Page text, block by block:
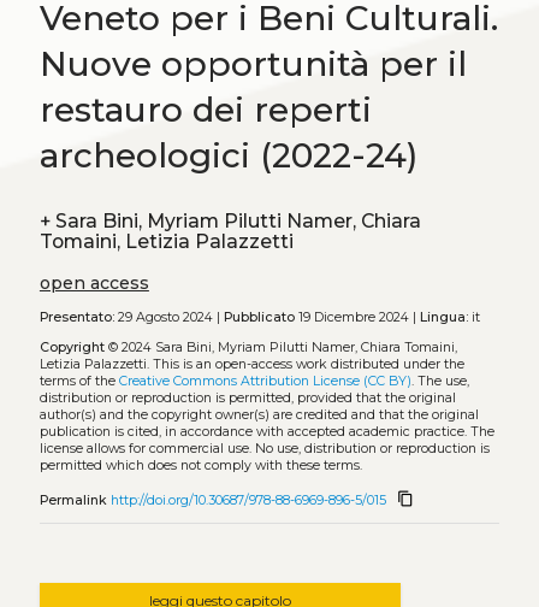
Veneto per i Beni Culturali.
Nuove opportunità per il
restauro dei reperti
archeologici (2022-24)
+Sara Bini, Myriam Pilutti Namer, Chiara
Tomaini, Letizia Palazzetti
open access
Presentato:29 Agosto 2024 | Pubblicato19 Dicembre 2024 | Lingua:it
Copyright© 2024 Sara Bini, Myriam Pilutti Namer, Chiara Tomaini,
Letizia Palazzetti. This is an open-access work distributed under the
terms of the Creative Commons Attribution License (CC BY). The use,
distribution or reproduction is permitted, provided that the original
author(s) and the copyright owner(s) are credited and that the original
publication is cited, in accordance with accepted academic practice. The
license allows for commercial use. No use, distribution or reproduction is
permitted which does not comply with these terms.
Permalink http://doi.org/10.30687/978-88-6969-896-5/015 content_copy
leggi questo capitolo